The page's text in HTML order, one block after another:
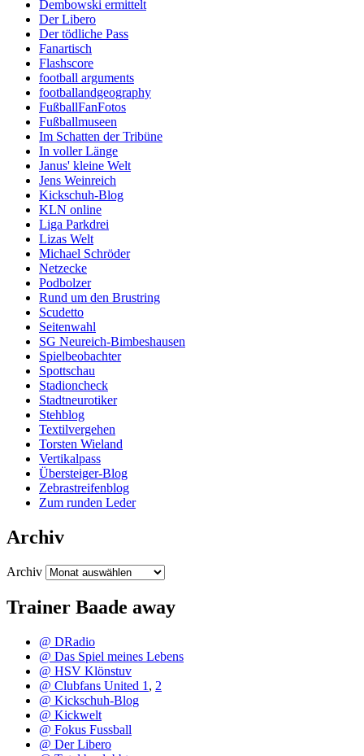
Dembowski ermittelt
Der Libero
Der tödliche Pass
Fanartisch
Flashscore
football arguments
footballandgeography
FußballFanFotos
Fußballmuseen
Im Schatten der Tribüne
In voller Länge
Janus' kleine Welt
Jens Weinreich
Kickschuh-Blog
KLN online
Liga Parkdrei
Lizas Welt
Michael Schröder
Netzecke
Podbolzer
Rund um den Brustring
Scudetto
Seitenwahl
SG Neureich-Bimbeshausen
Spielbeobachter
Spottschau
Stadioncheck
Stadtneurotiker
Stehblog
Textilvergehen
Torsten Wieland
Vertikalpass
Übersteiger-Blog
Zebrastreifenblog
Zum runden Leder
Archiv
Archiv
Trainer Baade away
@ DRadio
@ Das Spiel meines Lebens
@ HSV Klönstuv
@ Clubfans United 1 , 2
@ Kickschuh-Blog
@ Kickwelt
@ Fokus Fussball
@ Der Libero